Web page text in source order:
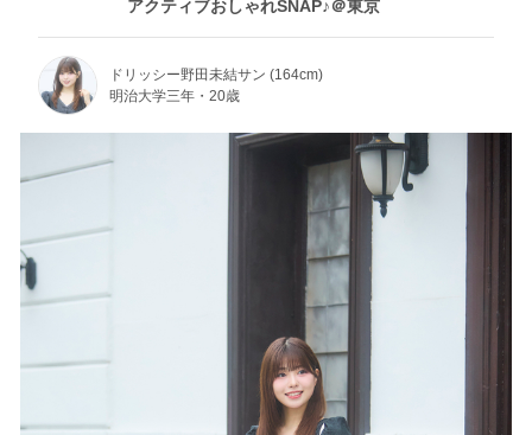
アクティブおしゃれSNAP♪＠東京
ドリッシー野田未結サン (164cm)
明治大学三年・20歳